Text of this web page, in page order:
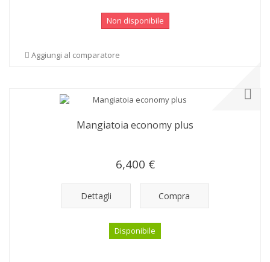
Non disponibile
Aggiungi al comparatore
Mangiatoia economy plus
6,400 €
Dettagli Compra
Disponibile